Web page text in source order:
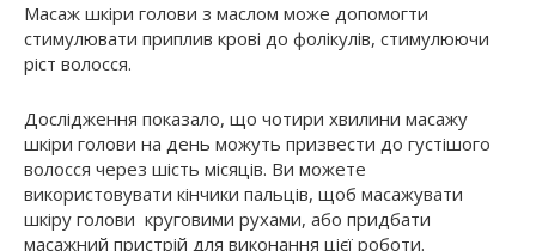
Масаж шкіри голови з маслом може допомогти
стимулювати приплив крові до фолікулів, стимулюючи
ріст волосся.
Дослідження показало, що чотири хвилини масажу
шкіри голови на день можуть призвести до густішого
волосся через шість місяців. Ви можете
використовувати кінчики пальців, щоб масажувати
шкіру голови круговими рухами, або придбати
масажний пристрій для виконання цієї роботи.